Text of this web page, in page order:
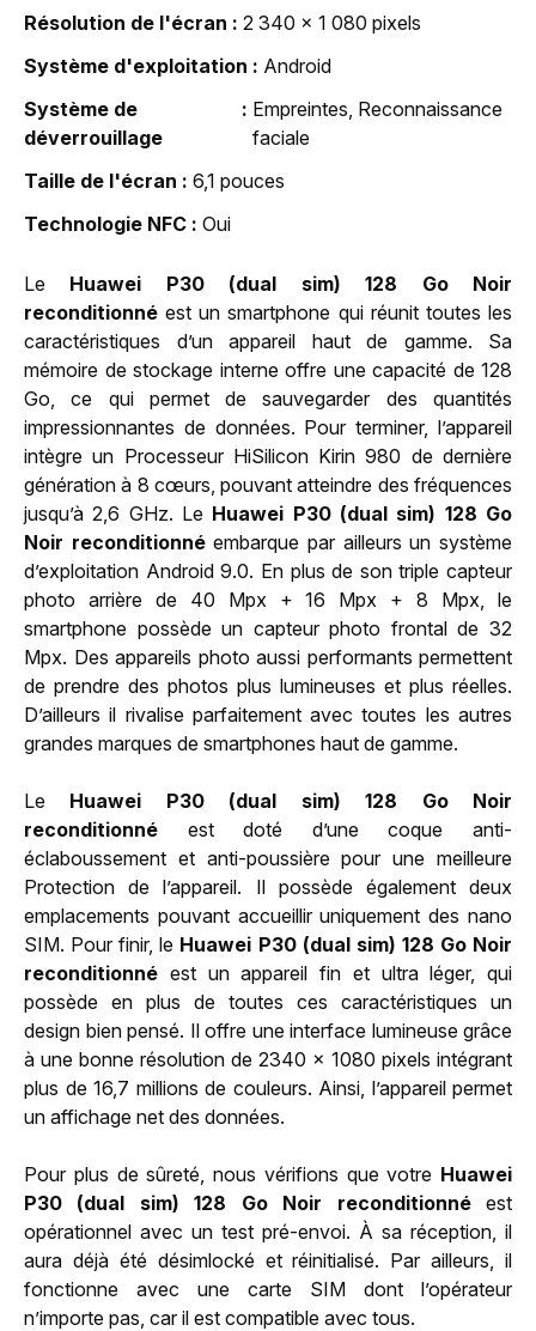
Résolution de l'écran
2 340 x 1 080 pixels
Système d'exploitation
Android
Système de
déverrouillage
Empreintes, Reconnaissance
faciale
Taille de l'écran
6,1 pouces
Technologie NFC
Oui
Le Huawei P30 (dual sim) 128 Go Noir
reconditionné est un smartphone qui réunit toutes les
caractéristiques d’un appareil haut de gamme. Sa
mémoire de stockage interne offre une capacité de 128
Go, ce qui permet de sauvegarder des quantités
impressionnantes de données. Pour terminer, l’appareil
intègre un Processeur HiSilicon Kirin 980 de dernière
génération à 8 cœurs, pouvant atteindre des fréquences
jusqu’à 2,6 GHz. Le Huawei P30 (dual sim) 128 Go
Noir reconditionnéembarque par ailleurs un système
d’exploitation Android 9.0. En plus de son triple capteur
photo arrière de 40 Mpx + 16 Mpx + 8 Mpx, le
smartphone possède un capteur photo frontal de 32
Mpx. Des appareils photo aussi performants permettent
de prendre des photos plus lumineuses et plus réelles.
D’ailleurs il rivalise parfaitement avec toutes les autres
grandes marques de smartphones haut de gamme.
Le Huawei P30 (dual sim) 128 Go Noir
reconditionné est doté d’une coque anti-
éclaboussement et anti-poussière pour une meilleure
Protection de l’appareil. Il possède également deux
emplacements pouvant accueillir uniquement des nano
SIM. Pour finir, le Huawei P30 (dual sim) 128 Go Noir
reconditionné est un appareil fin et ultra léger, qui
possède en plus de toutes ces caractéristiques un
design bien pensé. Il offre une interface lumineuse grâce
à une bonne résolution de 2340 x 1080 pixels intégrant
plus de 16,7 millions de couleurs. Ainsi, l’appareil permet
un affichage net des données.
Pour plus de sûreté, nous vérifions que votre Huawei
P30 (dual sim) 128 Go Noir reconditionnéest
opérationnel avec un test pré-envoi. À sa réception, il
aura déjà été désimlocké et réinitialisé. Par ailleurs, il
fonctionne avec une carte SIM dont l’opérateur
n’importe pas, car il est compatible avec tous.